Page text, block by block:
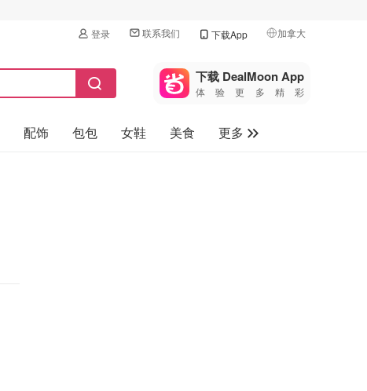
登录 联系我们 下载App 加拿大
🇺🇸
美国
🇨🇳中国
🇨🇦加拿大
下载 DealMoon App
体验更多精彩
配饰 包包 女鞋 美食
更多